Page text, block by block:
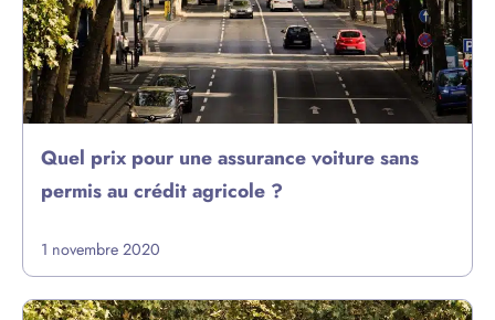
Quel prix pour une assurance voiture sans
permis au crédit agricole ?
1 novembre 2020